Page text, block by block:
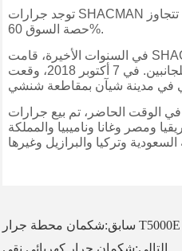
سابق: شكمان محطة جرار T5000E
التالي:شكمان جرار كهربائي نقي